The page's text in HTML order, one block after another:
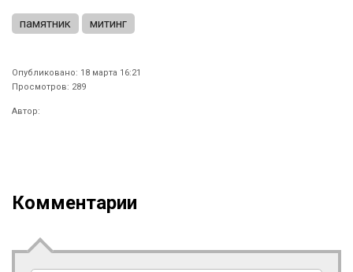
памятник митинг
Опубликовано: 18 марта 16:21
Просмотров: 289
Автор:
Комментарии